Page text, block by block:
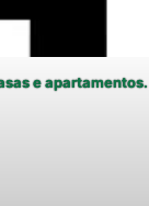
e apartamentos.